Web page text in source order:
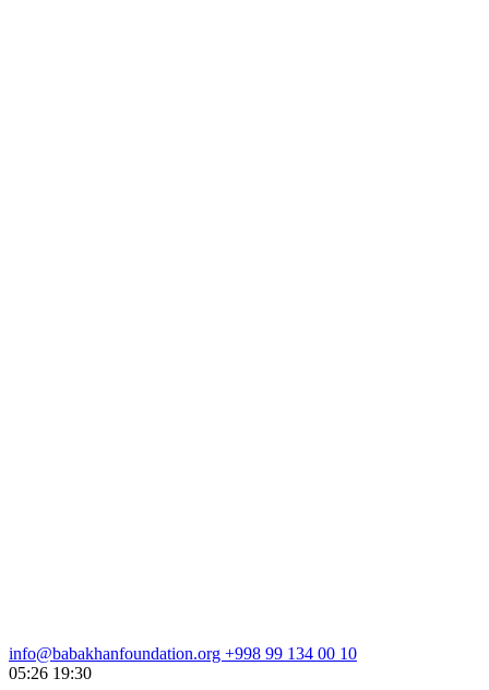
info@babakhanfoundation.org +998 99 134 00 10
05:26 19:30